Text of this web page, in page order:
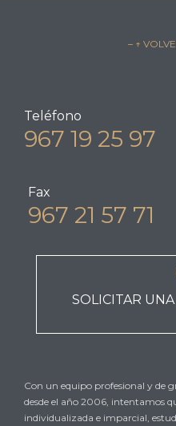
– ↑
Teléfono
967 19 25 97
Fax
967 21 57 71
SOLICITAR
Con un equipo profesional y de
desde el año 2006, intentamos
individualizada e imparcial,